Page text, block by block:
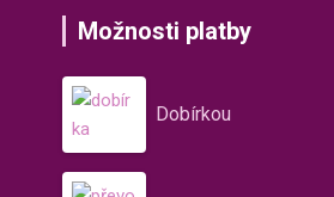
Možnosti platby
Dobírkou